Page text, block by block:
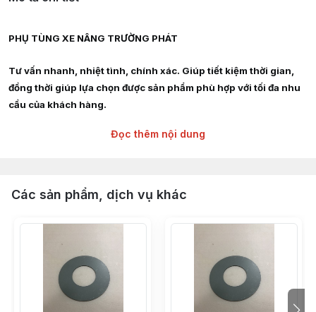
PHỤ TÙNG XE NÂNG TRƯỜNG PHÁT
Tư vấn nhanh, nhiệt tình, chính xác. Giúp tiết kiệm thời gian,
đồng thời giúp lựa chọn được sản phẩm phù hợp với tối đa nhu
cầu của khách hàng.
Giao hàng siêu tốc nội thành HCM, Hà Nội, Bình Dương, Đồng
Phụ tùng, linh kiện, chi tiết kỹ thuật xe nâng hàng các hãng :
TOYOTA, TCM, MITSUBISHI, KOMAT'SU, HELI, HANGCHA,
HYUNDAI, SAMSUNG, CLARK, HYSTER, NICHIYU, LINDE,
CROWN, CATERPILLAR, TAILIFT
Càng nâng hạ hàng hóa từ 2,5 tấn - 3 tấn - 4 tấn - 5 tấn - 6 tấn -
Đọc thêm nội dung
Các sản phẩm, dịch vụ khác